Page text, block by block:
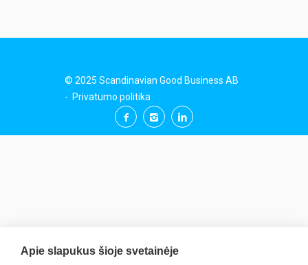
© 2025 Scandinavian Good Business AB
- Privatumo politika
Apie slapukus šioje svetainėje